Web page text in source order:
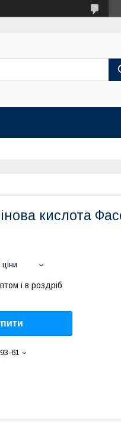
кислота
і в роздріб
61